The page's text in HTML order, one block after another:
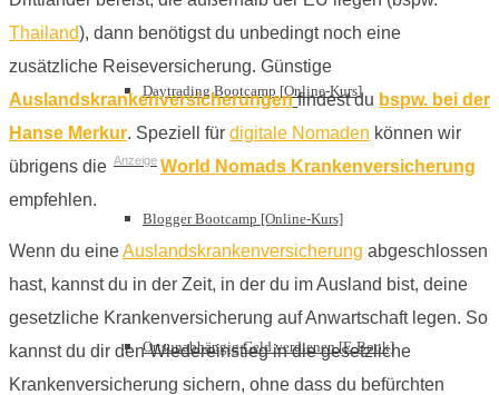
Daytrading Bootcamp [Online-Kurs]
Blogger Bootcamp [Online-Kurs]
Ortsunabhängig Geld verdienen [E-Book]
Thailand), dann benötigst du unbedingt noch eine
zusätzliche Reiseversicherung. Günstige
Auslandskrankenversicherungen findest du bspw. bei der
Hanse Merkur. Speziell für digitale Nomaden können wir
übrigens die Anzeige World Nomads Krankenversicherung
empfehlen.
Wenn du eineAuslandskrankenversicherung abgeschlossen
hast, kannst du in der Zeit, in der du im Ausland bist, deine
gesetzliche Krankenversicherung auf Anwartschaft legen. So
kannst du dir den Wiedereinstieg in die gesetzliche
Krankenversicherung sichern, ohne dass du befürchten